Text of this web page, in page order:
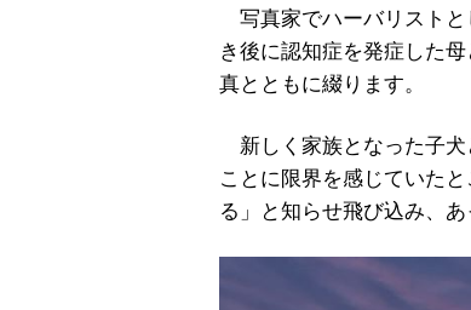
写真家でハーバリストと
き後に認知症を発症した
真とともに綴ります。
新しく家族となった子犬
ことに限界を感じていた
る」と知らせ飛び込み、